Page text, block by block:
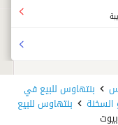
بنتهاوس للبيع في
السخنة بنتهاوس للبيع